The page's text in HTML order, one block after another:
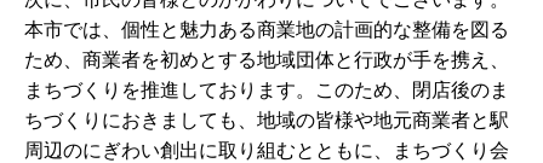
本市では、個性と魅力ある商業地の計画的な整備を図る
ため、商業者を初めとする地域団体と行政が手を携え、
まちづくりを推進しております。このため、閉店後のま
ちづくりにおきましても、地域の皆様や地元商業者と駅
周辺のにぎわい創出に取り組むとともに、まちづくり会